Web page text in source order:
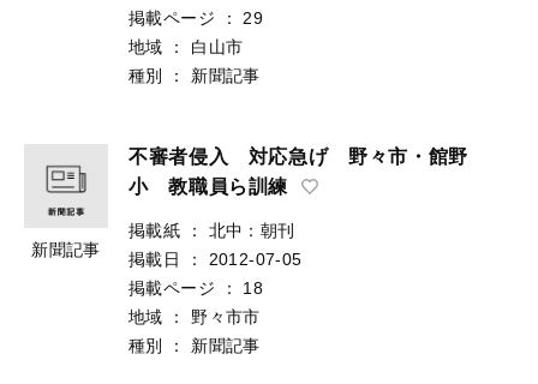
掲載ページ
：
29
地域
：
白山市
種別
： 新聞記事
新聞記事
不審者侵入 対応急げ 野々市・館野
小 教職員ら訓練
掲載紙 ：
北中：朝刊
掲載日
：
2012-07-05
掲載ページ
：
18
地域
：
野々市市
種別
： 新聞記事